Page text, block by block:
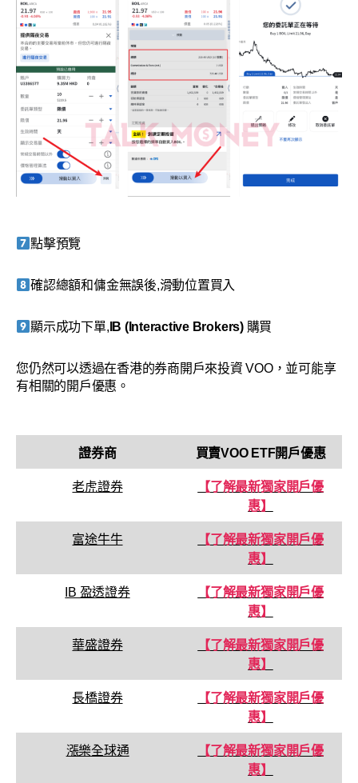
點擊預覽
確認總額和傭金無誤後,滑動位置買入
顯示成功下單, IB (Interactive Brokers) 購買
您仍然可以透過在香港的券商開戶來投資 VOO，並可能享
有相關的開戶優惠。
證券商 買賣VOOETF開戶優惠
老虎證券
【了解最新獨家開戶優
惠】
富途牛牛
【了解最新獨家開戶優
惠】
IB 盈透證券
【了解最新獨家開戶優
惠】
華盛證券
【了解最新獨家開戶優
惠】
長橋證券
【了解最新獨家開戶優
惠】
漲樂全球通
【了解最新獨家開戶優
惠】